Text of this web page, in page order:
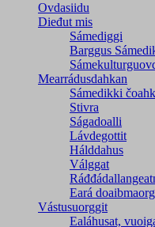
Ovdasiidu
Dieđut mis
Sámediggi
Barggus
Mearrádusdahkan
Sámedikki
Stivra
Ságadoalli
Lávdegottit
Hálddahus
Válggat
Eará
Vástusuorggit
Ealáhusat,